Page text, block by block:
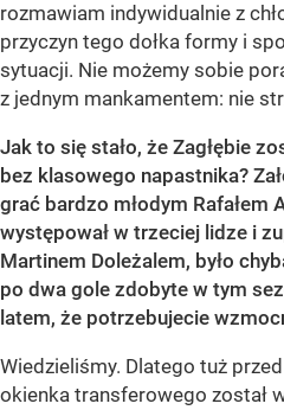
rozmawiam indywidualnie z
przyczyn tego dołka formy i
sytuacji. Nie możemy sobie
z jednym mankamentem: nie
Jak to się stało, że Zagłębie
bez klasowego napastnika?
grać bardzo młodym Rafałem
występował w trzeciej lidze i
Martinem Doleżalem, było
po dwa gole zdobyte w tym
latem, że potrzebujecie
Wiedzieliśmy. Dlatego tuż
okienka transferowego został